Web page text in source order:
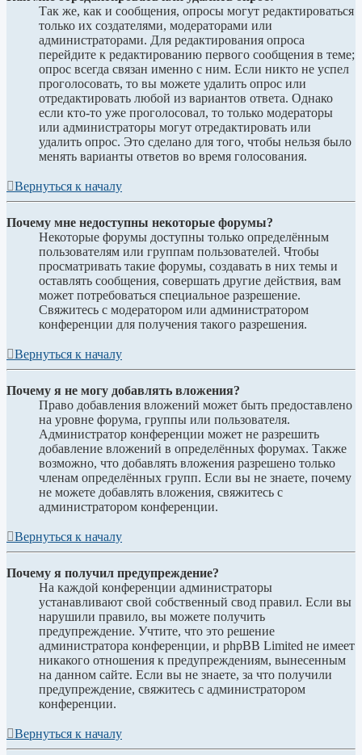
Так же, как и сообщения, опросы могут редактироваться
только их создателями, модераторами или
администраторами. Для редактирования опроса
перейдите к редактированию первого сообщения в теме;
опрос всегда связан именно с ним. Если никто не успел
проголосовать, то вы можете удалить опрос или
отредактировать любой из вариантов ответа. Однако
если кто-то уже проголосовал, то только модераторы
или администраторы могут отредактировать или
удалить опрос. Это сделано для того, чтобы нельзя было
менять варианты ответов во время голосования.
Вернуться к началу
Почему мне недоступны некоторые форумы?
Некоторые форумы доступны только определённым
пользователям или группам пользователей. Чтобы
просматривать такие форумы, создавать в них темы и
оставлять сообщения, совершать другие действия, вам
может потребоваться специальное разрешение.
Свяжитесь с модератором или администратором
конференции для получения такого разрешения.
Вернуться к началу
Почему я не могу добавлять вложения?
Право добавления вложений может быть предоставлено
на уровне форума, группы или пользователя.
Администратор конференции может не разрешить
добавление вложений в определённых форумах. Также
возможно, что добавлять вложения разрешено только
членам определённых групп. Если вы не знаете, почему
не можете добавлять вложения, свяжитесь с
администратором конференции.
Вернуться к началу
Почему я получил предупреждение?
На каждой конференции администраторы
устанавливают свой собственный свод правил. Если вы
нарушили правило, вы можете получить
предупреждение. Учтите, что это решение
администратора конференции, и phpBB Limited не имеет
никакого отношения к предупреждениям, вынесенным
на данном сайте. Если вы не знаете, за что получили
предупреждение, свяжитесь с администратором
конференции.
Вернуться к началу